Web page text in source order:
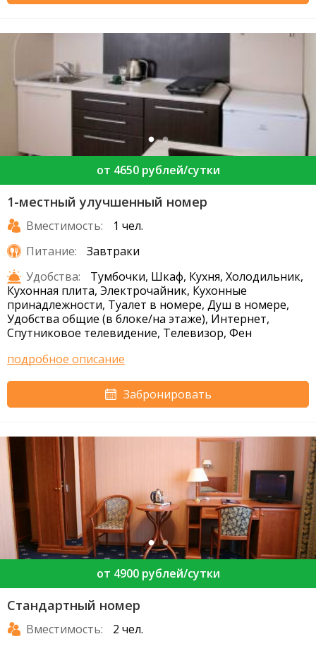
от 4650 рублей/сутки
1-местный улучшенный номер
Вместимость:
1 чел.
Питание:
Завтраки
Удобства:
Тумбочки, Шкаф, Кухня, Холодильник,
Кухонная плита, Электрочайник, Кухонные
принадлежности, Туалет в номере, Душ в номере,
Удобства общие (в блоке/на этаже), Интернет,
Спутниковое телевидение, Телевизор, Фен
подробное описание
Забронировать
от 4900 рублей/сутки
Стандартный номер
Вместимость:
2 чел.